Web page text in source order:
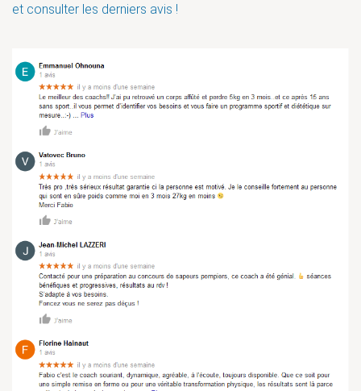
et consulter les derniers avis !